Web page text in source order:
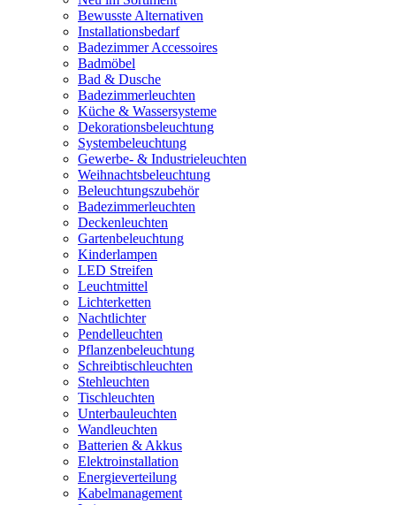
Bewusste Alternativen
Installationsbedarf
Badezimmer Accessoires
Badmöbel
Bad & Dusche
Badezimmerleuchten
Küche & Wassersysteme
Dekorationsbeleuchtung
Systembeleuchtung
Gewerbe- & Industrieleuchten
Weihnachtsbeleuchtung
Beleuchtungszubehör
Badezimmerleuchten
Deckenleuchten
Gartenbeleuchtung
Kinderlampen
LED Streifen
Leuchtmittel
Lichterketten
Nachtlichter
Pendelleuchten
Pflanzenbeleuchtung
Schreibtischleuchten
Stehleuchten
Tischleuchten
Unterbauleuchten
Wandleuchten
Batterien & Akkus
Elektroinstallation
Energieverteilung
Kabelmanagement